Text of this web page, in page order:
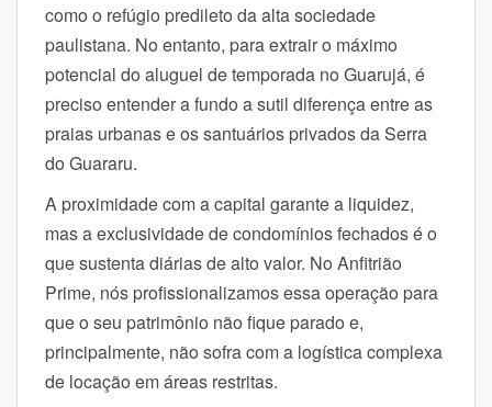
como o refúgio predileto da alta sociedade
paulistana. No entanto, para extrair o máximo
potencial do aluguel de temporada no Guarujá, é
preciso entender a fundo a sutil diferença entre as
praias urbanas e os santuários privados da Serra
do Guararu.
A proximidade com a capital garante a liquidez,
mas a exclusividade de condomínios fechados é o
que sustenta diárias de alto valor. No Anfitrião
Prime, nós profissionalizamos essa operação para
que o seu patrimônio não fique parado e,
principalmente, não sofra com a logística complexa
de locação em áreas restritas.